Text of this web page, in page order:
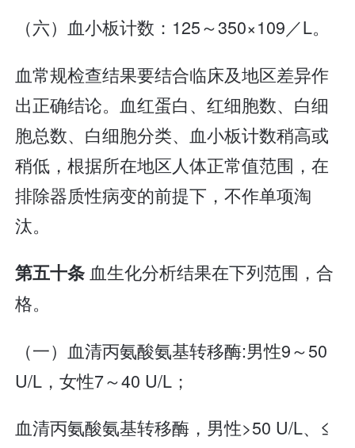
（六）血小板计数：125～350×109／L。
血常规检查结果要结合临床及地区差异作
出正确结论。血红蛋白、红细胞数、白细
胞总数、白细胞分类、血小板计数稍高或
稍低，根据所在地区人体正常值范围，在
排除器质性病变的前提下，不作单项淘
汰。
第五十条血生化分析结果在下列范围，合
格。
（一）血清丙氨酸氨基转移酶:男性9～50
U/L，女性7～40 U/L；
血清丙氨酸氨基转移酶，男性>50 U/L、≤